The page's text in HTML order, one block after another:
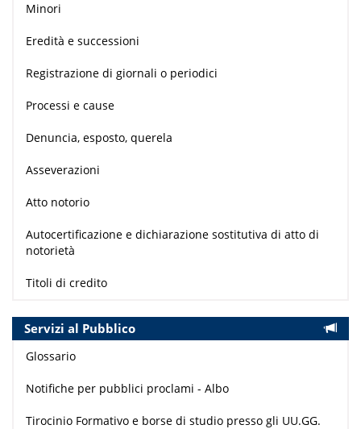
Minori
Eredità e successioni
Registrazione di giornali o periodici
Processi e cause
Denuncia, esposto, querela
Asseverazioni
Atto notorio
Autocertificazione e dichiarazione sostitutiva di atto di
notorietà
Titoli di credito
Servizi al Pubblico
Glossario
Notifiche per pubblici proclami - Albo
Tirocinio Formativo e borse di studio presso gli UU.GG.